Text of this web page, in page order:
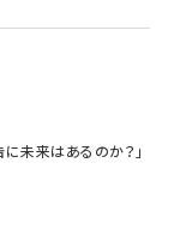
未来はあるのか？」